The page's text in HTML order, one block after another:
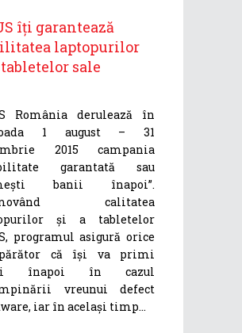
îți garantează
laptopurilor
sale
România derulează în
1 august – 31
2015 campania
garantată sau
banii înapoi”.
calitatea
și a tabletelor
programul asigură orice
că își va primi
înapoi în cazul
vreunui defect
iar în același timp